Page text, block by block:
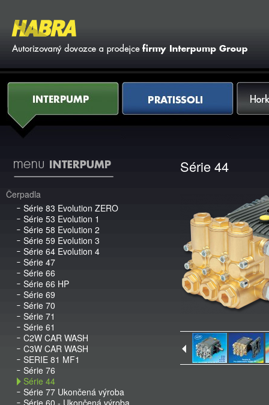
Interpump Pratissoli
Série 44
Čerpadla
Série 83 Evolution ZERO
Série 53 Evolution 1
Série 58 Evolution 2
Série 59 Evolution 3
Série 64 Evolution 4
Série 47
Série 66
Série 66 HP
Série 69
Série 70
Série 71
Série 61
C2W CAR WASH
C3W CAR WASH
SERIE 81 MF1
Série 76
Série 44
Série 77 Ukončená výroba
Série 60 - Ukončená výroba